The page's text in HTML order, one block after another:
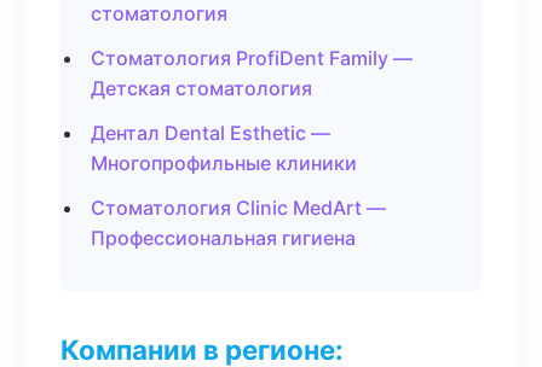
стоматология
Стоматология ProfiDent Family —
Детская стоматология
Дентал Dental Esthetic —
Многопрофильные клиники
Стоматология Clinic MedArt —
Профессиональная гигиена
Компании в регионе: